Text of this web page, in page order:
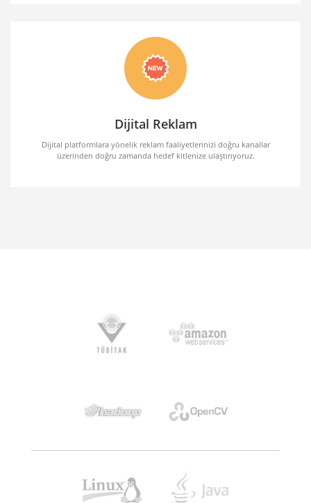
Dijital Reklam
Dijital platformlara yönelik reklam faaliyetlerinizi doğru kanallar
üzerinden doğru zamanda hedef kitlenize ulaştırıyoruz.